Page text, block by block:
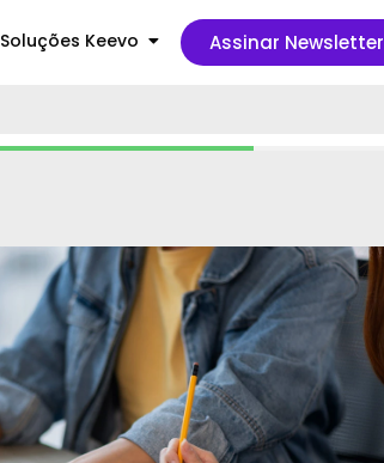
Soluções Keevo Assinar Newsletter